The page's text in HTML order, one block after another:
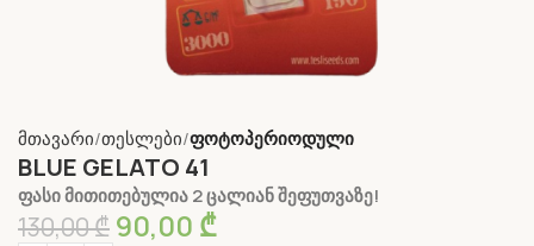
მთავარი თესლები ფოტოპერიოდული
BLUE GELATO 41
ფასი მითითებულია 2 ცალიან შეფუთვაზე!
130,00₾ 90,00 ₾